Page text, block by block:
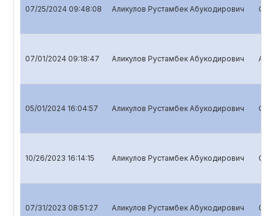
07/25/2024 09:48:08 Аликулов Рустамбек Абукодирович
07/01/2024 09:18:47 Аликулов Рустамбек Абукодирович
05/01/2024 16:04:57 Аликулов Рустамбек Абукодирович
10/26/2023 16:14:15 Аликулов Рустамбек Абукодирович
07/31/2023 08:51:27 Аликулов Рустамбек Абукодирович